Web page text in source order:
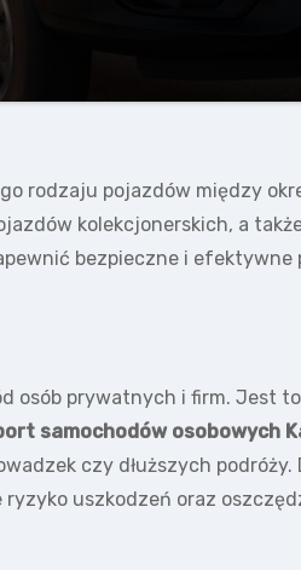
rodzaju pojazdów między
kolekcjonerskich, a
bezpieczne i efektywne
osób prywatnych i firm. Jest
samochodów osobowych
czy dłuższych
uszkodzeń oraz